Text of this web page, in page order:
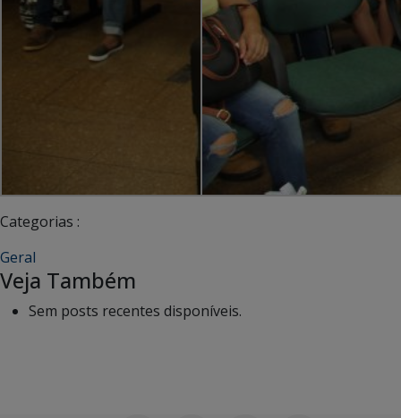
Categorias :
Geral
Veja Também
Sem posts recentes disponíveis.